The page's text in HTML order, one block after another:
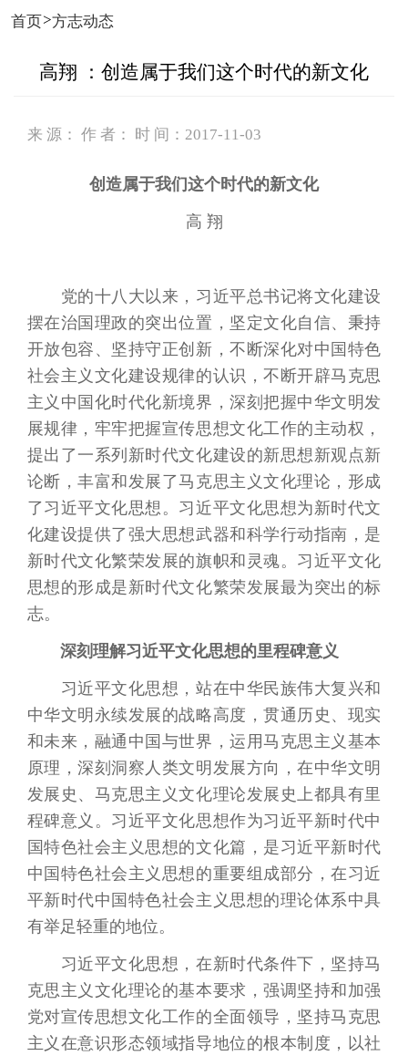
首页>方志动态
高翔 ：创造属于我们这个时代的新文化
来 源： 作 者： 时 间：2017-11-03
创造属于我们这个时代的新文化
高 翔
党的十八大以来，习近平总书记将文化建设
摆在治国理政的突出位置，坚定文化自信、秉持
开放包容、坚持守正创新，不断深化对中国特色
社会主义文化建设规律的认识，不断开辟马克思
主义中国化时代化新境界，深刻把握中华文明发
展规律，牢牢把握宣传思想文化工作的主动权，
提出了一系列新时代文化建设的新思想新观点新
论断，丰富和发展了马克思主义文化理论，形成
了习近平文化思想。习近平文化思想为新时代文
化建设提供了强大思想武器和科学行动指南，是
新时代文化繁荣发展的旗帜和灵魂。习近平文化
思想的形成是新时代文化繁荣发展最为突出的标
志。
深刻理解习近平文化思想的里程碑意义
习近平文化思想，站在中华民族伟大复兴和
中华文明永续发展的战略高度，贯通历史、现实
和未来，融通中国与世界，运用马克思主义基本
原理，深刻洞察人类文明发展方向，在中华文明
发展史、马克思主义文化理论发展史上都具有里
程碑意义。习近平文化思想作为习近平新时代中
国特色社会主义思想的文化篇，是习近平新时代
中国特色社会主义思想的重要组成部分，在习近
平新时代中国特色社会主义思想的理论体系中具
有举足轻重的地位。
习近平文化思想，在新时代条件下，坚持马
克思主义文化理论的基本要求，强调坚持和加强
党对宣传思想文化工作的全面领导，坚持马克思
主义在意识形态领域指导地位的根本制度，以社